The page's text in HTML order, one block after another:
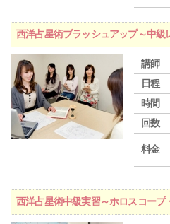
西洋占星術ブラッシュアップ～中
講師
日程
時間
回数
料金
西洋占星術中級実習～ホロスコー